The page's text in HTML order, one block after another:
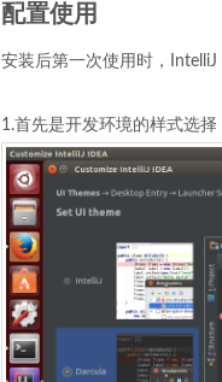
配置使用
安装后第一次使用时，
1.首先是开发环境的样式选择